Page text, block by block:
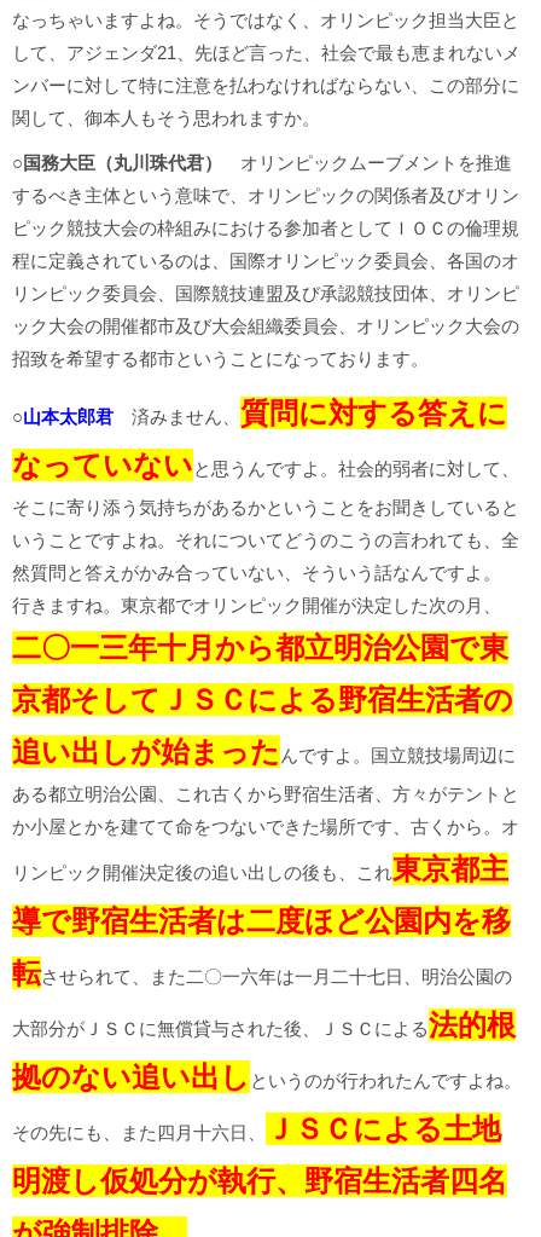
なっちゃいますよね。そうではなく、オリンピック担当大臣と
して、アジェンダ21、先ほど言った、社会で最も恵まれないメ
ンバーに対して特に注意を払わなければならない、この部分に
関して、御本人もそう思われますか。
○国務大臣（丸川珠代君）
オリンピックムーブメントを推進
するべき主体という意味で、オリンピックの関係者及びオリン
ピック競技大会の枠組みにおける参加者としてＩＯＣの倫理規
程に定義されているのは、国際オリンピック委員会、各国のオ
リンピック委員会、国際競技連盟及び承認競技団体、オリンピ
ック大会の開催都市及び大会組織委員会、オリンピック大会の
招致を希望する都市ということになっております。
○山本太郎君 済みません、 質問に対する答えに
なっていないと思うんですよ。社会的弱者に対して、
そこに寄り添う気持ちがあるかということをお聞きしていると
いうことですよね。それについてどうのこうの言われても、全
然質問と答えがかみ合っていない、そういう話なんですよ。
行きますね。東京都でオリンピック開催が決定した次の月、
二〇一三年十月から都立明治公園で東
京都そしてＪＳＣによる野宿生活者の
追い出しが始まった んですよ。国立競技場周辺に
ある都立明治公園、これ古くから野宿生活者、方々がテントと
か小屋とかを建てて命をつないできた場所です、古くから。オ
リンピック開催決定後の追い出しの後も、これ東京都主
導で野宿生活者は二度ほど公園内を移
転させられて、また二〇一六年は一月二十七日、明治公園の
大部分がＪＳＣに無償貸与された後、ＪＳＣによる法的根
拠のない追い出し というのが行われたんですよね。
その先にも、また四月十六日、
ＪＳＣによる土地
明渡し仮処分が執行、野宿生活者四名